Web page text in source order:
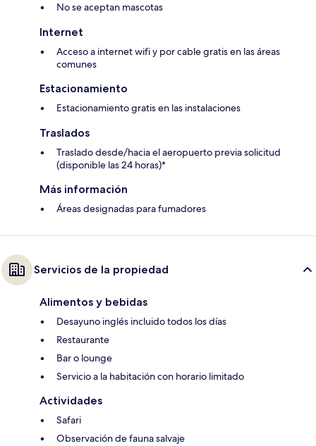
No se aceptan mascotas
Internet
Acceso a internet wifi y por cable gratis en las áreas
comunes
Estacionamiento
Estacionamiento gratis en las instalaciones
Traslados
Traslado desde/hacia el aeropuerto previa solicitud
(disponible las 24 horas)*
Más información
Áreas designadas para fumadores
Servicios de la propiedad
Alimentos y bebidas
Desayuno inglés incluido todos los días
Restaurante
Bar o lounge
Servicio a la habitación con horario limitado
Actividades
Safari
Observación de fauna salvaje